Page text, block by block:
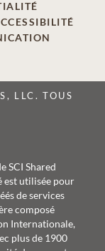
LLC. TOUS
SCI Shared
est utilisée pour
de services
composé
Internationale,
plus de 1900